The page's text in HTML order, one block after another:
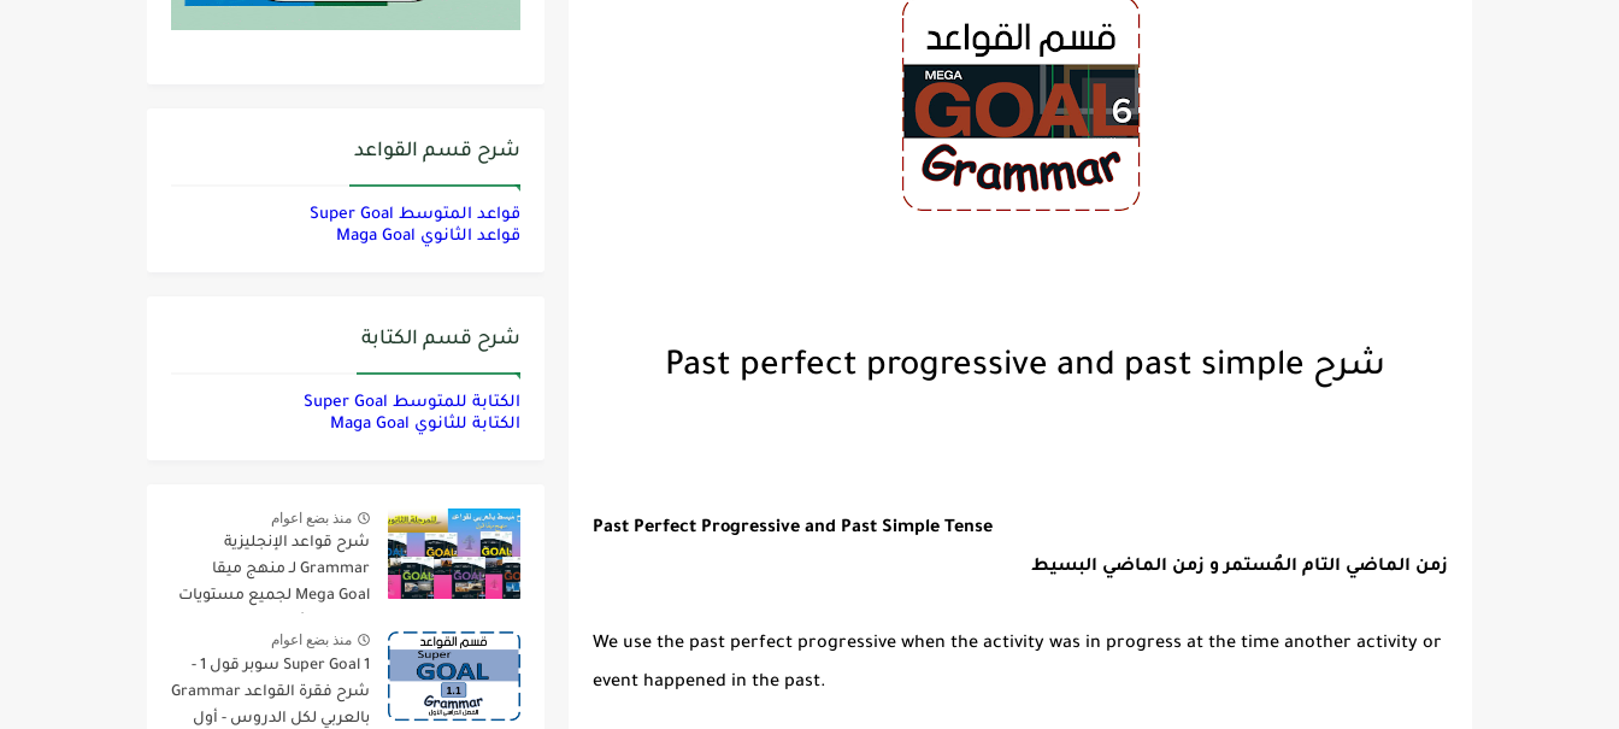
شرح Past perfect progressive and past simple
Past Perfect Progressive and Past Simple Tense
زمن الماضي التام المُستمر و زمن الماضي البسيط
We use the past perfect progressive when the activity was in progress at the time another activity or
event happened in the past.
شرح قسم القواعد
قواعد المتوسط Super Goal
قواعد الثانوي Maga Goal
شرح قسم الكتابة
الكتابة للمتوسط Super Goal
الكتابة للثانوي Maga Goal
منذ بضع اعوام
شرح قواعد الإنجليزية
Grammar لـ منهج ميقا
Mega Goal لجميع مستويات
منذ بضع اعوام
Super Goal 1 سوبر قول 1 -
شرح فقرة القواعد Grammar
بالعربي لكل الدروس - أول